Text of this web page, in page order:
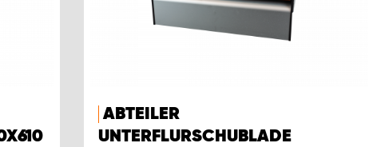
ABTEILER
UNTERFLURSCHUBLADE